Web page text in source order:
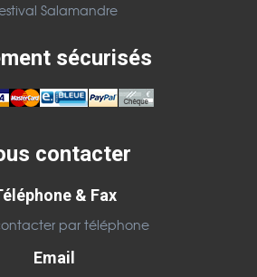
Salamandre
sécurisés
contacter
& Fax
par téléphone
Email